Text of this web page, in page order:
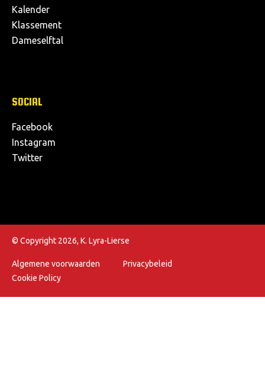
Kalender
Klassement
Dameselftal
SOCIAL
Facebook
Instagram
Twitter
© Copyright 2026, K. Lyra-Lierse
Algemene voorwaarden
Privacybeleid
Cookie Policy